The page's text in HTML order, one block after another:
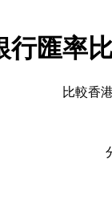
行匯率
比較香